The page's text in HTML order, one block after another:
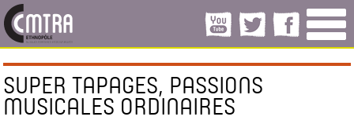
SUPER TAPAGES, PASSIONS
MUSICALES ORDINAIRES